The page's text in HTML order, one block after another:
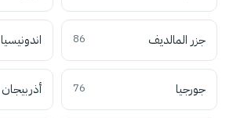
جزر المالديف 86 اندونيسيا
جورجيا 76 أذربيجان